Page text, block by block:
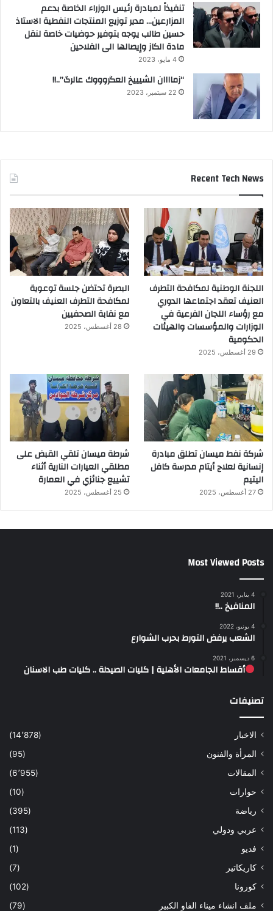
تنفيذاً لمبادرة رئيس الوزراء الخاصة بدعم
المزارعين… مدير توزيع المنتجات النفطية الاستاذ
حسين طالب يوجه بتوفير حوضيات خاصة لنقل
مادة الكاز وإيصالها الى الفلاحين
4 مايو، 2023
“زماااان الشيييخ العگروووك عالرگ”..!!
22 سبتمبر، 2023
Recent Tech News
اللجنة الوطنية لمكافحة التطرف
العنيف تعقد اجتماعها الدوري
مع رؤساء اللجان الفرعية في
الوزارات والمؤسسات والهيئات
الحكومية
29 أغسطس، 2025
البصرة تحتضن جلسة توعوية
لمكافحة التطرف العنيف بالتعاون
مع نقابة الصحفيين
28 أغسطس، 2025
شركة نفط ميسان تطلق مبادرة
إنسانية لعلاج أيتام مدرسة كافل
اليتيم
27 أغسطس، 2025
شرطة ميسان تلقي القبض على
مطلقي العيارات النارية أثناء
تشييع جنائزي في العمارة
25 أغسطس، 2025
Most Viewed Posts
4 يناير، 2021
المنافيخ ..!!
4 يونيو، 2022
الشعب يرفض التورط بحرب الشوارع
6 ديسمبر، 2021
أقساط الجامعات الأهلية | كليات الصيدلة .. كليات طب الاسنان
تصنيفات
الاخبار
(14٬878)
المرأة والفنون
(95)
المقالات
(6٬955)
حوارات
(10)
رياضة
(395)
عربي ودولي
(113)
فديو
(1)
كاريكاتير
(7)
كورونا
(102)
ملف انشاء ميناء الفاو الكبير
(79)